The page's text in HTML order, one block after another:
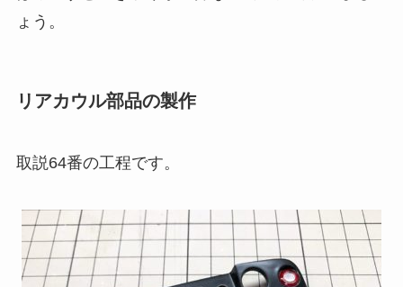
ょう。
リアカウル部品の製作
取説64番の工程です。